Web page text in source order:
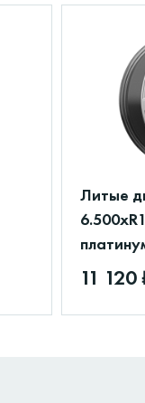
Литые
11 120